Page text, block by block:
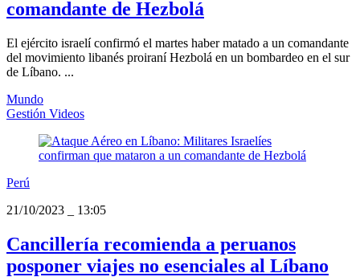
comandante de Hezbolá
El ejército israelí confirmó el martes haber matado a un comandante
del movimiento libanés proiraní Hezbolá en un bombardeo en el sur
de Líbano. ...
Mundo
Gestión Videos
Perú
21/10/2023
13:05
Cancillería recomienda a peruanos
posponer viajes no esenciales al Líbano